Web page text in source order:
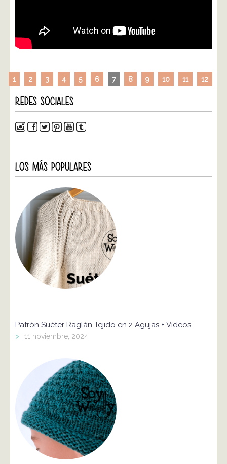
1 2 3 4 5 6 7 8 9 10 11 12
REDES SOCIALES
LOS MÁS POPULARES
Patrón Suéter Raglán Tejido en 2 Agujas + Vídeos
> 11 noviembre, 2024